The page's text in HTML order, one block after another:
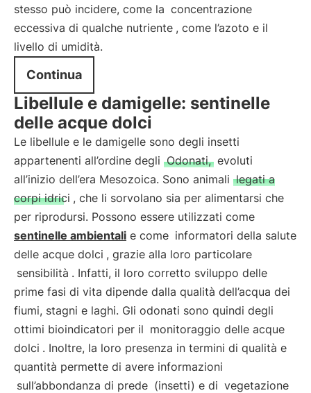
stesso può incidere, come la concentrazione
eccessiva di qualche nutriente , come l’azoto e il
livello di umidità.
Continua
Libellule e damigelle: sentinelle
delle acque dolci
Le libellule e le damigelle sono degli insetti
appartenenti all’ordine degli Odonati, evoluti
all’inizio dell’era Mesozoica. Sono animali legati a
corpi idrici , che li sorvolano sia per alimentarsi che
per riprodursi. Possono essere utilizzati come
sentinelle ambientali e come informatori della salute
delle acque dolci , grazie alla loro particolare
sensibilità . Infatti, il loro corretto sviluppo delle
prime fasi di vita dipende dalla qualità dell’acqua dei
fiumi, stagni e laghi. Gli odonati sono quindi degli
ottimi bioindicatori per il monitoraggio delle acque
dolci . Inoltre, la loro presenza in termini di qualità e
quantità permette di avere informazioni
sull’abbondanza di prede (insetti) e di vegetazione